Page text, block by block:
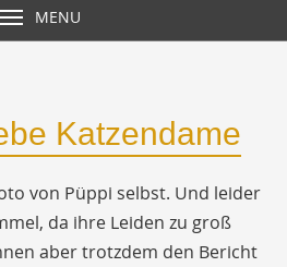
MENU
Katzendame
von Püppi selbst. Und leider
da ihre Leiden zu groß
aber trotzdem den Bericht